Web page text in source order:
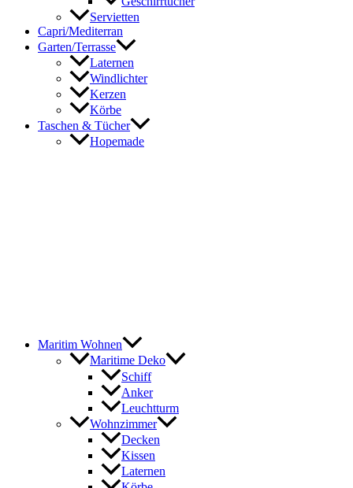
Servietten
Capri/Mediterran
Garten/Terrasse
Laternen
Windlichter
Kerzen
Körbe
Taschen & Tücher
Hopemade
Maritim Wohnen
Maritime Deko
Schiff
Anker
Leuchtturm
Wohnzimmer
Decken
Kissen
Laternen